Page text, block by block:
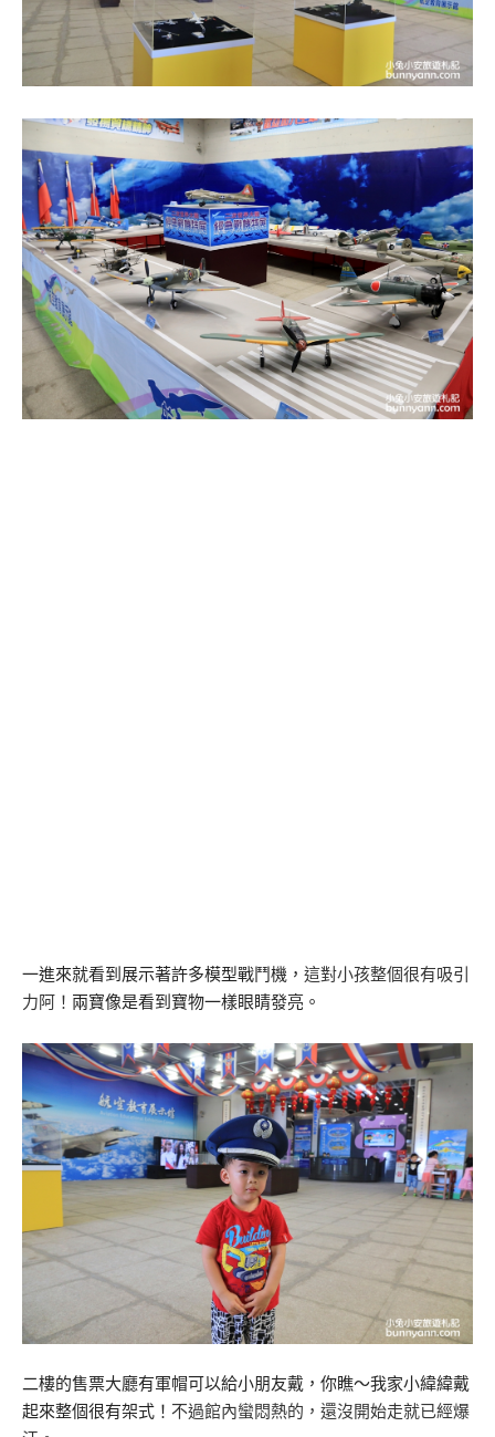
一進來就看到展示著許多模型戰鬥機， 這對小孩整個很有吸引
力阿！ 兩寶像是看到寶物一樣眼睛發亮。
二樓的售票大廳有軍帽可以給小朋友戴，你瞧～我家小緯緯戴
起來整個很有架式！ 不過館內蠻悶熱的，還沒開始走就已經爆